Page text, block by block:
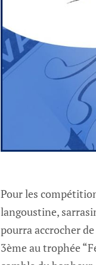
Pour les
langoustine,
pourra accrocher
3ème au trophée